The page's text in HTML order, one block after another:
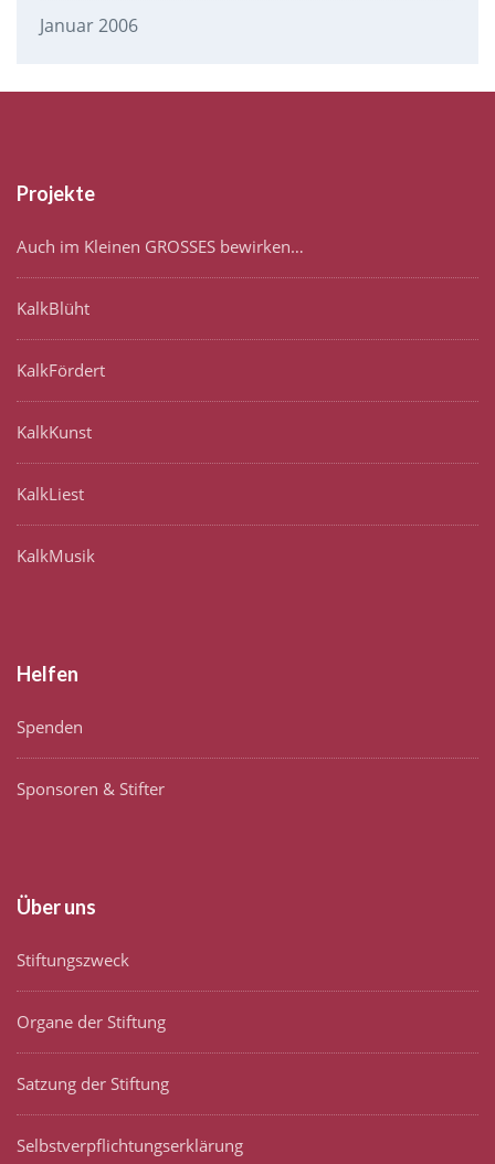
Januar 2006
Projekte
Auch im Kleinen GROSSES bewirken…
KalkBlüht
KalkFördert
KalkKunst
KalkLiest
KalkMusik
Helfen
Spenden
Sponsoren & Stifter
Über uns
Stiftungszweck
Organe der Stiftung
Satzung der Stiftung
Selbstverpflichtungserklärung